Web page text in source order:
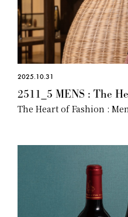
2025.10.31
2511_5 MENS : The
The Heart of Fashion :